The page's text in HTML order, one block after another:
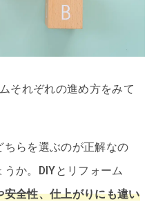
それぞれの進め方をみて
らを選ぶのが正解なの
か。DIYとリフォーム
全性、仕上がりにも違い